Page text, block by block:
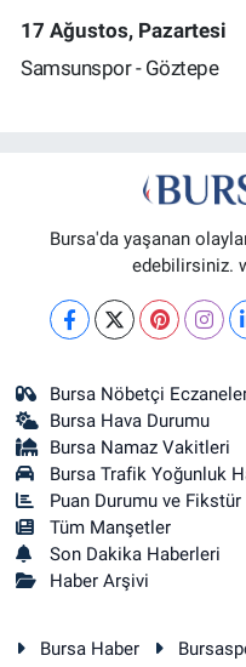
17 Ağustos, Pazartesi
Samsunspor - Göztepe
Bursa'da yaşanan
edebilirsiniz.
Bursa Nöbetçi
Bursa Hava Durumu
Bursa Namaz Vakitleri
Bursa Trafik Yoğunluk
Puan Durumu ve Fikstür
Tüm Manşetler
Son Dakika Haberleri
Haber Arşivi
Bursa Haber